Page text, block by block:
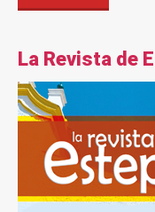
La Revista de